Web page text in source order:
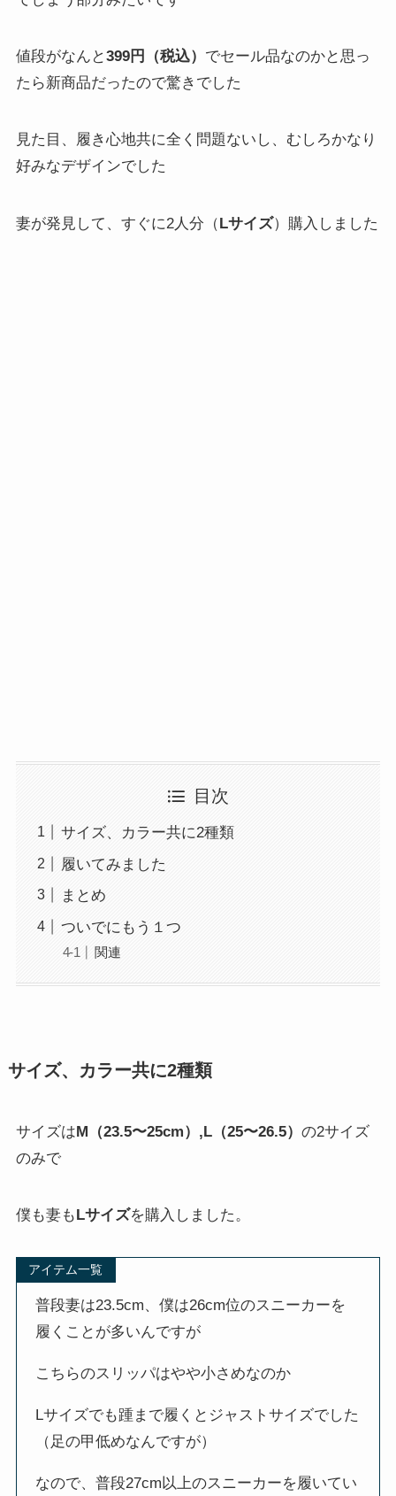
値段がなんと399円（税込） でセール品なのかと思っ
たら新商品だったので驚きでした
見た目、履き心地共に全く問題ないし、むしろかなり
好みなデザインでした
妻が発見して、すぐに2人分（Lサイズ）購入しました
目次
サイズ、カラー共に2種類
履いてみました
まとめ
ついでにもう１つ
関連
サイズ、カラー共に2種類
サイズは M（23.5〜25cm）,L（25〜26.5） の2サイズ
のみで
僕も妻も Lサイズを購入しました。
アイテム一覧
普段妻は23.5cm、僕は26cm位のスニーカーを
履くことが多いんですが
こちらのスリッパはやや小さめなのか
Lサイズでも踵まで履くとジャストサイズでした
（足の甲低めなんですが）
なので、普段27cm以上のスニーカーを履いてい